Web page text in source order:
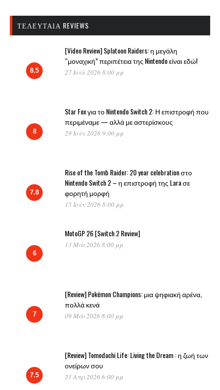
ΤΕΛΕΥΤΑΊΑ REVIEWS
8.5
[Video Review] Splatoon Raiders: η μεγάλη
“μοναχική” περιπέτεια της Nintendo είναι εδώ!
27 Ιούλ 2026 8:00 μμ
8
Star Fox για το Nintendo Switch 2: Η επιστροφή που
περιμέναμε — αλλά με αστερίσκους
29 Ιούν 2026 9:00 μμ
7.8
Rise of the Tomb Raider: 20 year celebration στο
Nintendo Switch 2 – η επιστροφή της Lara σε
φορητή μορφή
15 Ιούν 2026 8:00 μμ
6
MotoGP 26 [Switch 2 Review]
13 Μάι 2026 8:00 μμ
7
[Review] Pokémon Champions: μια ψηφιακή αρένα,
πολλά κενά
09 Μάι 2026 8:00 μμ
7.5
[Review] Tomodachi Life: Living the Dream : η ζωή των
ονείρων σου
21 Απρ 2026 6:00 μμ